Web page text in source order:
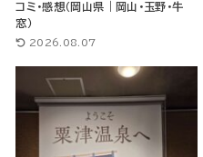
コミ・感想（岡山県｜岡山・玉野・牛
窓）
2026.08.07